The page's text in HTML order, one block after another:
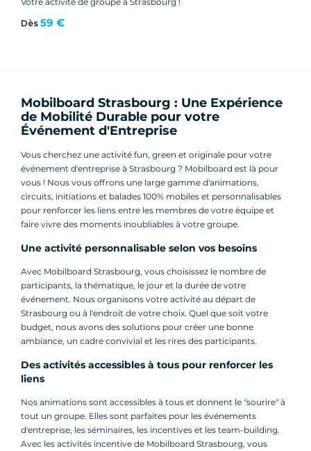
Dès 59 €
Mobilboard Strasbourg : Une Expérience
de Mobilité Durable pour votre
Événement d'Entreprise
Vous cherchez une activité fun, green et originale pour votre
événement d'entreprise à Strasbourg ? Mobilboard est là pour
vous ! Nous vous offrons une large gamme d'animations,
circuits, initiations et balades 100% mobiles et personnalisables
pour renforcer les liens entre les membres de votre équipe et
faire vivre des moments inoubliables à votre groupe.
Une activité personnalisable selon vos besoins
Avec Mobilboard Strasbourg, vous choisissez le nombre de
participants, la thématique, le jour et la durée de votre
événement. Nous organisons votre activité au départ de
Strasbourg ou à l'endroit de votre choix. Quel que soit votre
budget, nous avons des solutions pour créer une bonne
ambiance, un cadre convivial et les rires des participants.
Des activités accessibles à tous pour renforcer les
liens
Nos animations sont accessibles à tous et donnent le "sourire" à
tout un groupe. Elles sont parfaites pour les événements
d'entreprise, les séminaires, les incentives et les team-building.
Avec les activités incentive de Mobilboard Strasbourg, vous